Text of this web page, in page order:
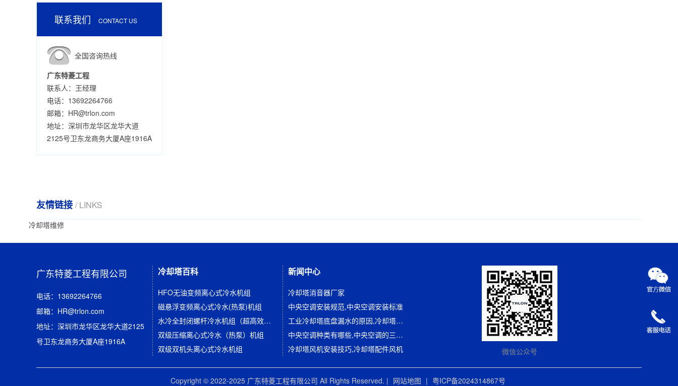
联系我们 CONTACT US
全国咨询热线
广东特菱工程
联系人：王经理
电话：13692264766
邮箱：HR@trlon.com
地址：深圳市龙华区龙华大道
2125号卫东龙商务大厦A座1916A
友情链接 / LINKS
冷却塔维修
广东特菱工程有限公司
电话：13692264766
邮箱：HR@trlon.com
地址：深圳市龙华区龙华大道2125
号卫东龙商务大厦A座1916A
冷却塔百科
HFO无油变频离心式冷水机组
磁悬浮变频离心式冷水(热泵)机组
水冷全封闭螺杆冷水机组（超高效系列）
双级压缩离心式冷水（热泵）机组
双级双机头离心式冷水机组
新闻中心
冷却塔消音器厂家
中央空调安装规范,中央空调安装标准
工业冷却塔底盘漏水的原因,冷却塔底部漏水怎么处理维修
中央空调种类有哪些,中央空调的三种类型及优缺点比较
冷却塔风机安装技巧,冷却塔配件风机
微信公众号
Copyright © 2022-2025 广东特菱工程有限公司 All Rights Reserved. | 网站地图 | 粤ICP备2024314867号